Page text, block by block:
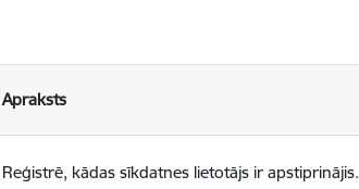
Apraksts
Reģistrē, kādas sīkdatnes lietotājs ir apstiprinājis.